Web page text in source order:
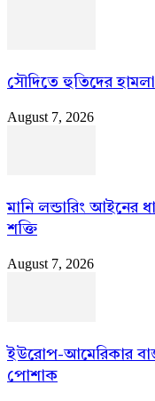
সৌদিতে হুতিদের
August 7, 2026
মানি লন্ডারিং আইনের
শক্তি
August 7, 2026
ইউরোপ-আমেরিকার
পোশাক